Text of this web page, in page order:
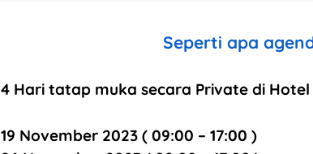
Seperti apa
4 Hari tatap muka secara Private di
19 November 2023 ( 09:00 – 17:00 )